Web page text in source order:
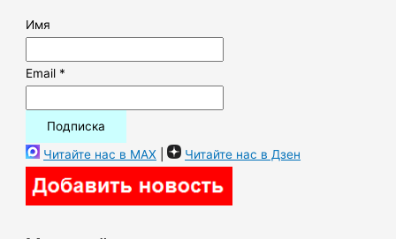
Имя
Email *
Читайте нас в MAX | Читайте нас в Дзен